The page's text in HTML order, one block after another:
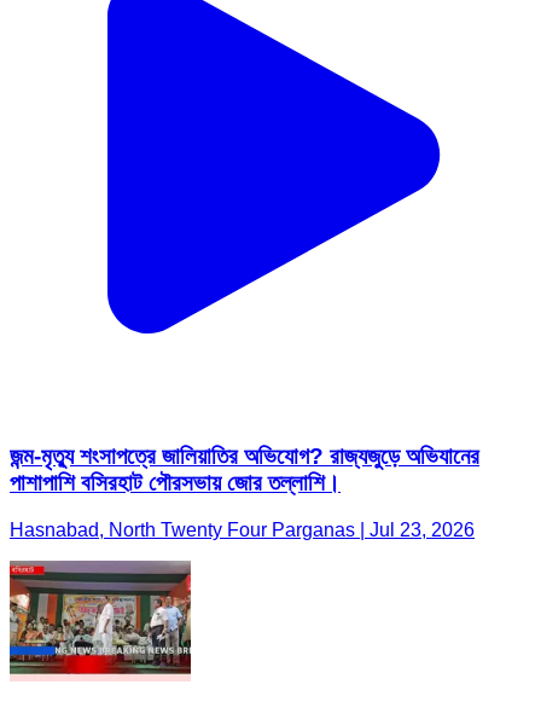
জন্ম-মৃত্যু শংসাপত্রে জালিয়াতির অভিযোগ? রাজ্যজুড়ে অভিযানের
পাশাপাশি বসিরহাট পৌরসভায় জোর তল্লাশি।
Hasnabad, North Twenty Four Parganas | Jul 23, 2026